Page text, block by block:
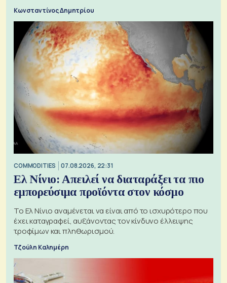
Κωνσταντίνος Δημητρίου
COMMODITIES 07.08.2026, 22:31
Ελ Νίνιο: Απειλεί να διαταράξει τα πιο
εμπορεύσιμα προϊόντα στον κόσμο
Το Ελ Νίνιο αναμένεται να είναι από το ισχυρότερο που
έχει καταγραφεί, αυξάνοντας τον κίνδυνο έλλειψης
τροφίμων και πληθωρισμού.
Τζούλη Καλημέρη